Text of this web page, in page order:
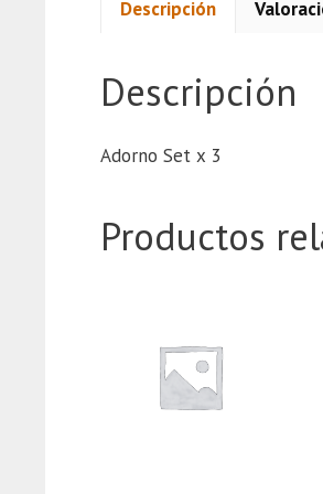
Descripción
Descripción
Adorno Set x 3
Productos